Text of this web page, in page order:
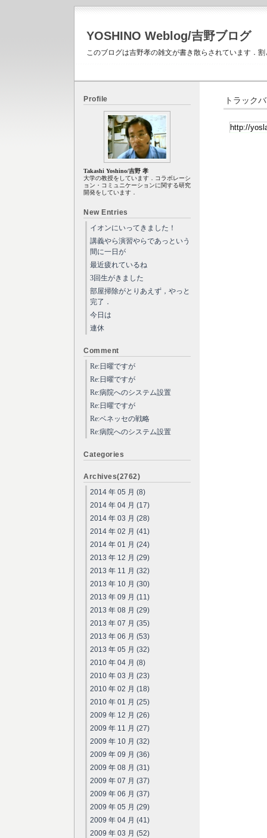
YOSHINO Weblog/吉野ブログ
このブログは吉野孝の雑文が書き散らされています．
トラック
Profile
Takashi Yoshino/吉野 孝
大学の教授をしています．コラボレーシ
ョン・コミュニケーションに関する研究
開発をしています．
New Entries
イオンにいってきました！
講義やら演習やらであっという
間に一日が
最近疲れているね
3回生がきました
部屋掃除がとりあえず，やっと
完了．
今日は
連休
Comment
Re:日曜ですが
Re:日曜ですが
Re:病院へのシステム設置
Re:日曜ですが
Re:ベネッセの戦略
Re:病院へのシステム設置
Categories
Archives(2762)
2014 年 05 月 (8)
2014 年 04 月 (17)
2014 年 03 月 (28)
2014 年 02 月 (41)
2014 年 01 月 (24)
2013 年 12 月 (29)
2013 年 11 月 (32)
2013 年 10 月 (30)
2013 年 09 月 (11)
2013 年 08 月 (29)
2013 年 07 月 (35)
2013 年 06 月 (53)
2013 年 05 月 (32)
2010 年 04 月 (8)
2010 年 03 月 (23)
2010 年 02 月 (18)
2010 年 01 月 (25)
2009 年 12 月 (26)
2009 年 11 月 (27)
2009 年 10 月 (32)
2009 年 09 月 (36)
2009 年 08 月 (31)
2009 年 07 月 (37)
2009 年 06 月 (37)
2009 年 05 月 (29)
2009 年 04 月 (41)
2009 年 03 月 (52)